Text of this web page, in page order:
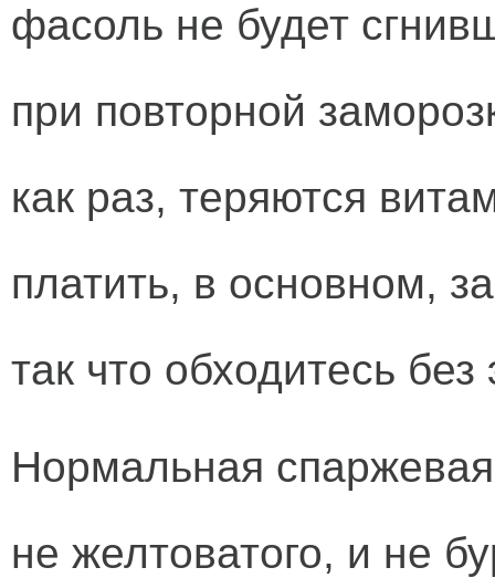
фасоль не будет
при повторной
как раз, теряются
платить, в основном,
так что обходитесь без
Нормальная
не желтоватого, и не